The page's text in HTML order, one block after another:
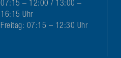
07:15 – 12:00 / 13:00 –
16:15 Uhr
Freitag: 07:15 – 12:30 Uhr